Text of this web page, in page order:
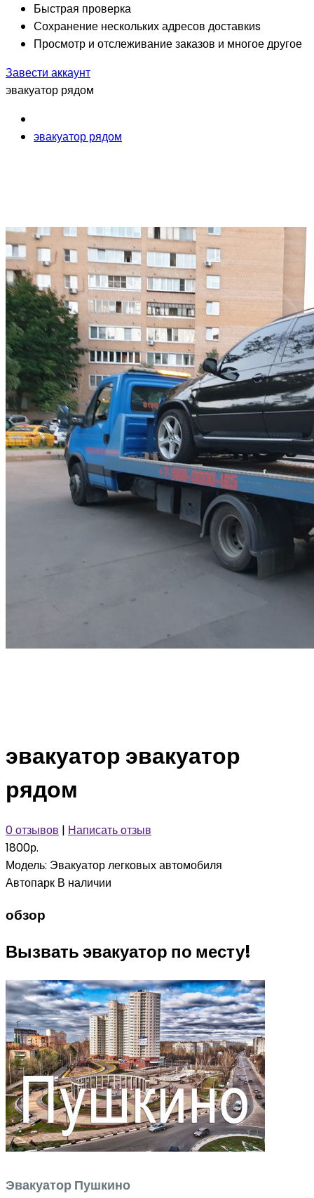
Быстрая проверка
Сохранение нескольких адресов доставкиs
Просмотр и отслеживание заказов и многое другое
Завести аккаунт
эвакуатор рядом
эвакуатор рядом
эвакуатор эвакуатор
рядом
0 отзывов | Написать отзыв
1800р.
Модель: Эвакуатор легковых автомобиля
Автопарк В наличии
обзор
Вызвать эвакуатор по месту!
Эвакуатор Пушкино